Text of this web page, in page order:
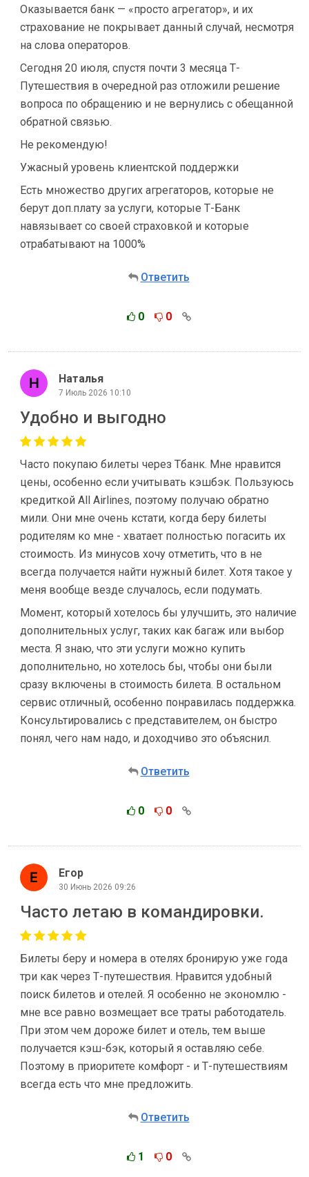
Оказывается банк — «просто агрегатор», и их
страхование не покрывает данный случай, несмотря
на слова операторов.
Сегодня 20 июля, спустя почти 3 месяца Т-
Путешествия в очередной раз отложили решение
вопроса по обращению и не вернулись с обещанной
обратной связью.
Не рекомендую!
Ужасный уровень клиентской поддержки
Есть множество других агрегаторов, которые не
берут доп.плату за услуги, которые Т-Банк
навязывает со своей страховкой и которые
отрабатывают на 1000%
Ответить
0 0
Наталья
7 Июль 2026 10:10
Удобно и выгодно
Часто покупаю билеты через Тбанк. Мне нравится
цены, особенно если учитывать кэшбэк. Пользуюсь
кредиткой All Airlines, поэтому получаю обратно
мили. Они мне очень кстати, когда беру билеты
родителям ко мне - хватает полностью погасить их
стоимость. Из минусов хочу отметить, что в не
всегда получается найти нужный билет. Хотя такое у
меня вообще везде случалось, если подумать.
Момент, который хотелось бы улучшить, это наличие
дополнительных услуг, таких как багаж или выбор
места. Я знаю, что эти услуги можно купить
дополнительно, но хотелось бы, чтобы они были
сразу включены в стоимость билета. В остальном
сервис отличный, особенно понравилась поддержка.
Консультировались с представителем, он быстро
понял, чего нам надо, и доходчиво это объяснил.
Ответить
0 0
Егор
30 Июнь 2026 09:26
Часто летаю в командировки.
Билеты беру и номера в отелях бронирую уже года
три как через Т-путешествия. Нравится удобный
поиск билетов и отелей. Я особенно не экономлю -
мне все равно возмещает все траты работодатель.
При этом чем дороже билет и отель, тем выше
получается кэш-бэк, который я оставляю себе.
Поэтому в приоритете комфорт - и Т-путешествиям
всегда есть что мне предложить.
Ответить
1 0